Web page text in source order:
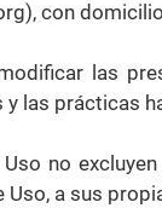
con
las
las prácticas
no
Uso, a sus